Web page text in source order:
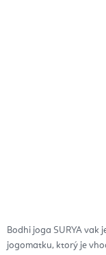
Bodhi joga SURYA vak
jogomatku, ktorý je